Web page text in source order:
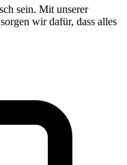
sein. Mit unserer
wir dafür, dass alles